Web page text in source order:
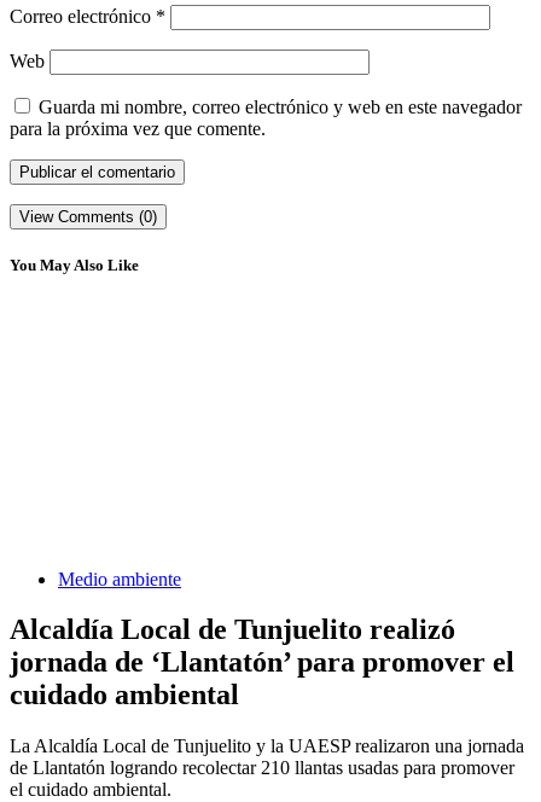
Correo electrónico *
Web
Guarda mi nombre, correo electrónico y web en este navegador
para la próxima vez que comente.
View Comments (0)
You May Also Like
Medio ambiente
Alcaldía Local de Tunjuelito realizó
jornada de ‘Llantatón’ para promover el
cuidado ambiental
La Alcaldía Local de Tunjuelito y la UAESP realizaron una jornada
de Llantatón logrando recolectar 210 llantas usadas para promover
el cuidado ambiental.